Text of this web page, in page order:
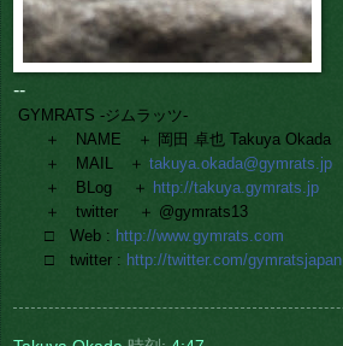
--
GYMRATS -ジムラッツ-
＋ NAME ＋ 岡田 卓也 Takuya Okada
＋ MAIL ＋ takuya.okada@gymrats.jp
＋ BLog ＋ http://takuya.gymrats.jp
＋ twitter ＋ @gymrats13
□ Web : http://www.gymrats.com
□ twitter : http://twitter.com/gymratsjapan